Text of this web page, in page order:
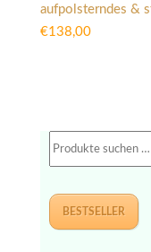
aufpolsterndes &
€138,00
Suchen
nach:
BESTSELLER